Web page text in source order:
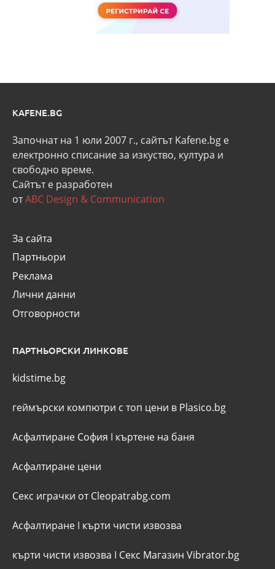
KAFENE.BG
Започнат на 1 юли 2007 г., сайтът Kafene.bg e
eлектронно списание за изкуство, култура и
свободно време.
Сайтът е разработен
отABC Design & Communication
За сайта
Партньори
Реклама
Лични данни
Отговорности
ПАРТНЬОРСКИ ЛИНКОВЕ
kidstime.bg
геймърски компютри с топ цени в Plasico.bg
Асфалтиране София I къртене на баня
Асфалтиране цени
Секс играчки от Cleopatrabg.com
Асфалтиране I кърти чисти извозва
кърти чисти извозва I Секс Магазин Vibrator.bg